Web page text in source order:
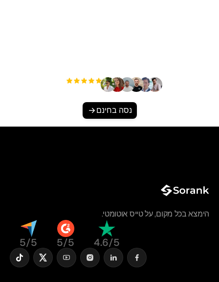
+3'000
נסה בחינם
הימצא בכל מקום, על טייס אוטומטי.
4.6/5
5/5
5/5